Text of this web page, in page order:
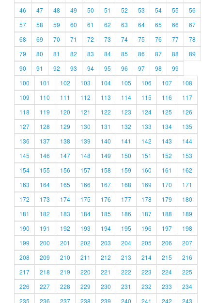
46
47 48 49 50 51 52 53 54 55
56
57
58 59 60 61 62 63 64 65 66
67
68
69 70 71 72 73 74 75 76 77
78
79
80 81 82 83 84 85 86 87 88
89
90
91 92 93 94 95 96 97 98
99
100
101 102 103 104 105 106 107
108
109
110 111 112 113 114 115 116
117
118
119 120 121 122 123 124 125
126
127
128 129 130 131 132 133 134
135
136
137 138 139 140 141 142 143
144
145
146 147 148 149 150 151 152
153
154
155 156 157 158 159 160 161
162
163
164 165 166 167 168 169 170
171
172
173 174 175 176 177 178 179
180
181
182 183 184 185 186 187 188
189
190
191 192 193 194 195 196 197
198
199
200 201 202 203 204 205 206
207
208
209 210 211 212 213 214 215
216
217
218 219 220 221 222 223 224
225
226
227 228 229 230 231 232 233
234
235
236 237 238 239 240 241 242 243